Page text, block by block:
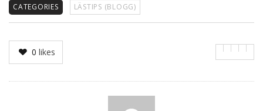
CATEGORIES LÄSTIPS (BLOGG)
0 likes